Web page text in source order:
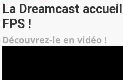
La Dreamcast
FPS !
Découvrez-le en vidéo !